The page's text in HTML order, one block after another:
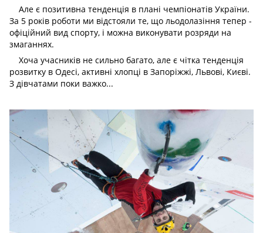
Але є позитивна тенденція в плані чемпіонатів України.
За 5 років роботи ми відстояли те, що льодолазіння тепер -
офіційний вид спорту, і можна виконувати розряди на
змаганнях.
Хоча учасників не сильно багато, але є чітка тенденція
розвитку в Одесі, активні хлопці в Запоріжжі, Львові, Києві.
З дівчатами поки важко...